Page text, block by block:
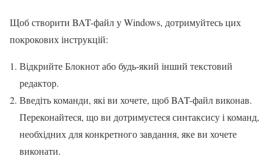
Щоб створити BAT-файл у Windows, дотримуйтесь цих
покрокових інструкцій:
Відкрийте Блокнот або будь-який інший текстовий
редактор.
Введіть команди, які ви хочете, щоб BAT-файл виконав.
Переконайтеся, що ви дотримуєтеся синтаксису і команд,
необхідних для конкретного завдання, яке ви хочете
виконати.